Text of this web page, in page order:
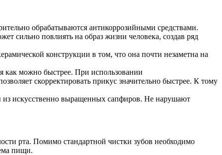
обрабатываются антикоррозийными средствами.
сильно повлиять на образ жизни человека, создав ряд
конструкции в том, что она почти незаметна на
как можно быстрее. При использовании
скорректировать прикус значительно быстрее. К тому
из искусственно выращенных сапфиров. Не нарушают
рта. Помимо стандартной чистки зубов необходимо
пищи.